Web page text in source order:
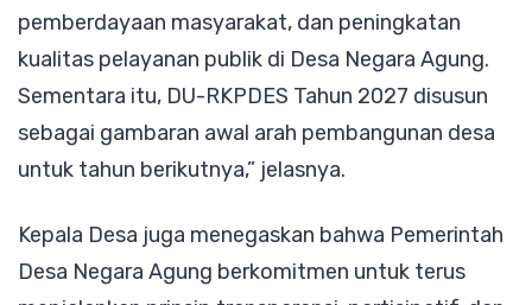
pemberdayaan masyarakat, dan peningkatan
kualitas pelayanan publik di Desa Negara Agung.
Sementara itu, DU-RKPDES Tahun 2027 disusun
sebagai gambaran awal arah pembangunan desa
untuk tahun berikutnya,” jelasnya.
Kepala Desa juga menegaskan bahwa Pemerintah
Desa Negara Agung berkomitmen untuk terus